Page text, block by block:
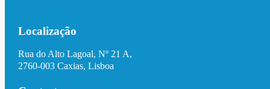
Localização
Rua do Alto Lagoal, Nº 21 A,
2760-003 Caxias, Lisboa